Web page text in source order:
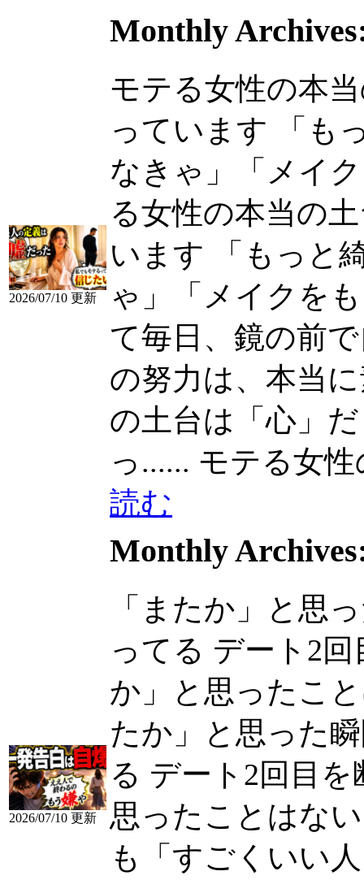
2026/07/10 更新
Monthly
モテる女性の本
っています 「も
なきゃ」「メイ
る女性の本当の
います 「もっと
ゃ」「メイクを
て毎日、鏡の前
の努力は、本当
の土台は「心」
っ...... モテる女
読む
2026/07/10 更新
Monthly
「またか」と思
ってる デート2
か」と思ったこ
たか」と思った
る デート2回目
思ったことはな
も「すごくいい